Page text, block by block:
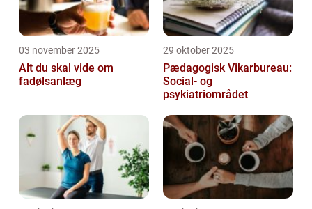
03 november 2025
Alt du skal vide om
fadølsanlæg
29 oktober 2025
Pædagogisk Vikarbureau:
Social- og
psykiatriområdet